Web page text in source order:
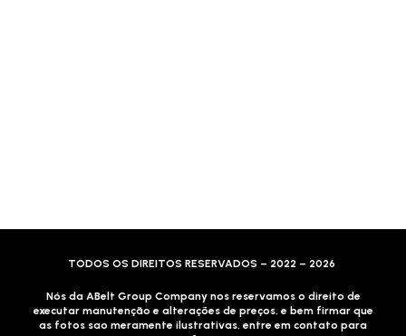
TODOS OS DIREITOS RESERVADOS – 2022 – 2026
Nós da ABelt Group Company nos reservamos o direito de
executar manutenção e alterações de preços, e bem firmar que
as fotos sao meramente ilustrativas, entre em contato para